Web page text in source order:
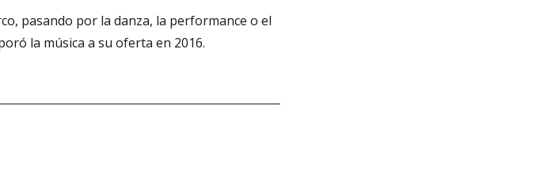
pasando por la danza, la performance o el
la música a su oferta en 2016.